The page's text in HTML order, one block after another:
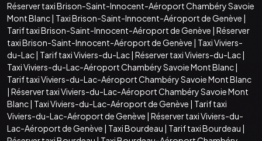
Réserver taxi Brison-Saint-Innocent-Aéroport Chambéry Savoie
Mont Blanc| Taxi Brison-Saint-Innocent-Aéroport de Genève |
Tarif taxi Brison-Saint-Innocent-Aéroport de Genève | Réserver
taxi Brison-Saint-Innocent-Aéroport de Genève | Taxi Viviers-
du-Lac| Tarif taxi Viviers-du-Lac| Réserver taxi Viviers-du-Lac|
Taxi Viviers-du-Lac-Aéroport Chambéry Savoie Mont Blanc|
Tarif taxi Viviers-du-Lac-Aéroport Chambéry Savoie Mont Blanc
| Réserver taxi Viviers-du-Lac-Aéroport Chambéry Savoie Mont
Blanc| Taxi Viviers-du-Lac-Aéroport de Genève | Tarif taxi
Viviers-du-Lac-Aéroport de Genève | Réserver taxi Viviers-du-
Lac-Aéroport de Genève | Taxi Bourdeau | Tarif taxi Bourdeau |